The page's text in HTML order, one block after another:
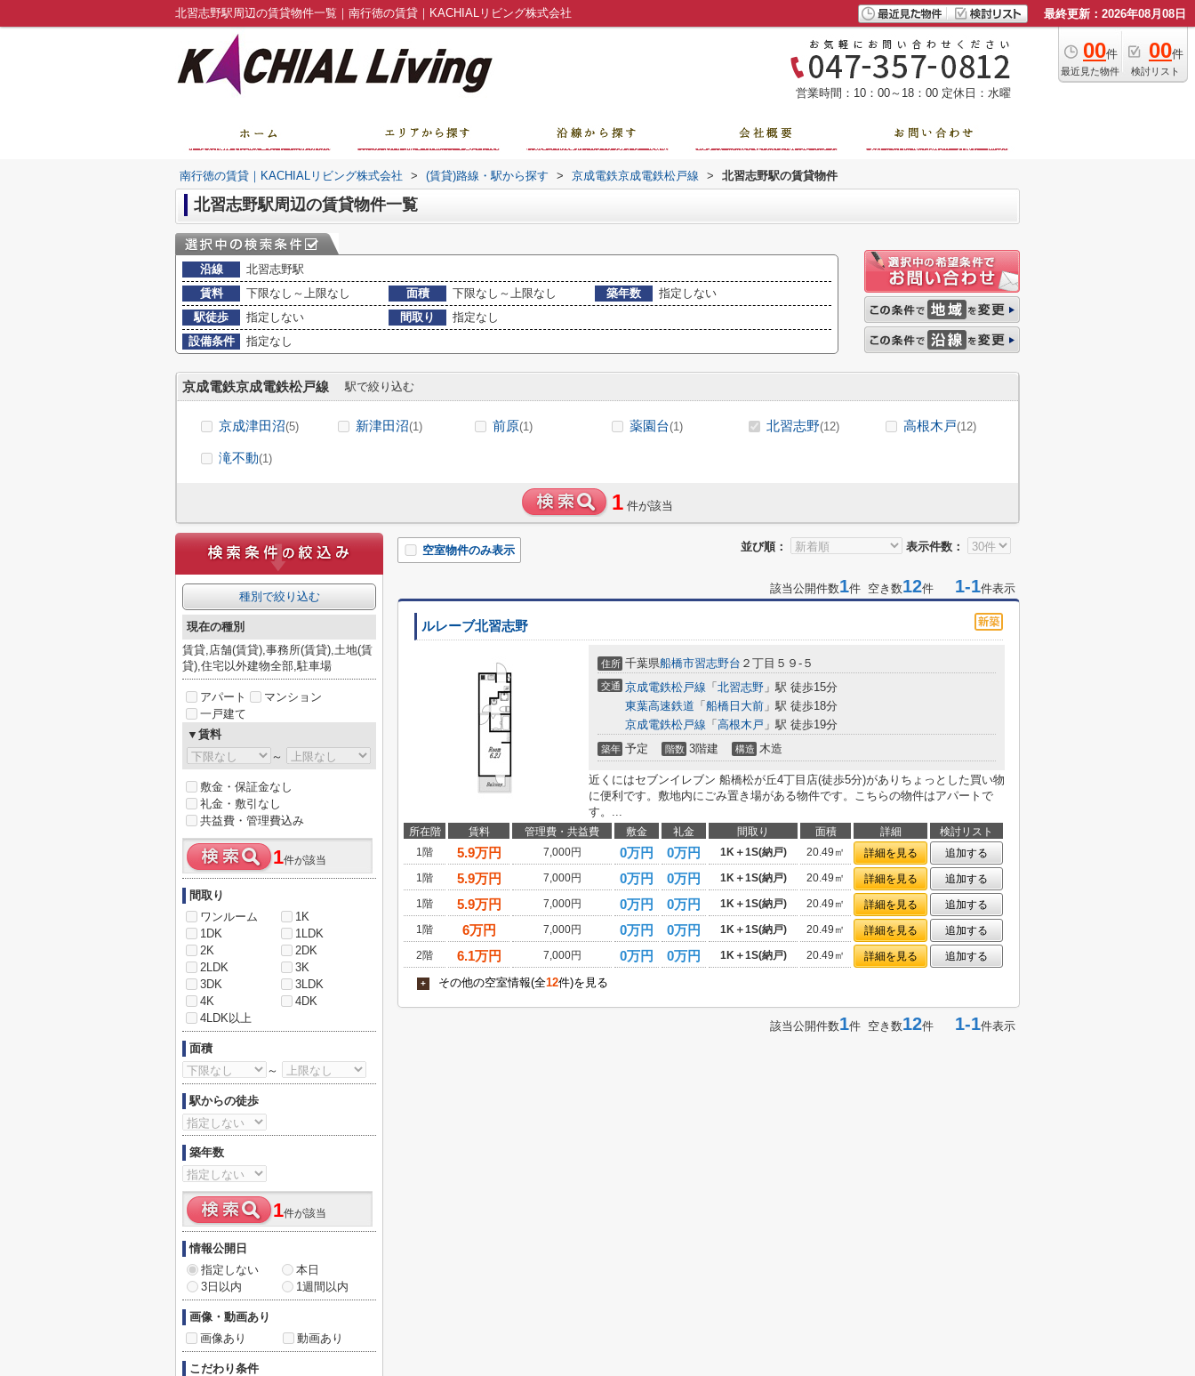
北習志野駅周辺の賃貸物件一覧｜南行徳の賃貸｜KACHIALリビング株式会社 最終更新：2026年08月08日
00件
最近見た物件
00件
検討リスト
営業時間：10：00～18：00 定休日：水曜
南行徳の賃貸｜KACHIALリビング株式会社 > (賃貸)路線・駅から探す > 京成電鉄京成電鉄松戸線 > 北習志野駅の賃貸物件
北習志野駅周辺の賃貸物件一覧
沿線
北習志野駅
賃料
下限なし～上限なし 面積 下限なし～上限なし 築年数
指定しない
駅徒歩
指定しない 間取り
指定なし
設備条件
指定なし
京成電鉄京成電鉄松戸線 駅で絞り込む
京成津田沼(5) 新津田沼(1) 前原(1) 薬園台(1) 北習志野(12) 高根木戸(12)
滝不動(1)
1 件が該当
並び順： 表示件数：
空室物件のみ表示
該当公開件数1件 空き数12件 1-1件表示
ルレーブ北習志野
住所 千葉県船橋市習志野台 ２丁目５９-５
交通 京成電鉄松戸線 「 北習志野 」駅 徒歩15分
東葉高速鉄道 「 船橋日大前 」駅 徒歩18分
京成電鉄松戸線 「 高根木戸 」駅 徒歩19分
築年 予定 階数 3階建 構造 木造
近くにはセブンイレブン 船橋松が丘4丁目店(徒歩5分)がありちょっとした買い物
に便利です。敷地内にごみ置き場がある物件です。こちらの物件はアパートで
す。...
所在階 賃料 管理費・共益費 敷金 礼金 間取り 面積 詳細
検討リスト
1階
5.9万円 7,000円 0万円 0万円 1K＋1S(納戸) 20.49㎡ 詳細を見る
追加する
1階
5.9万円 7,000円 0万円 0万円 1K＋1S(納戸) 20.49㎡ 詳細を見る
追加する
1階
5.9万円 7,000円 0万円 0万円 1K＋1S(納戸) 20.49㎡ 詳細を見る
追加する
1階
6万円 7,000円 0万円 0万円 1K＋1S(納戸) 20.49㎡ 詳細を見る
追加する
2階
6.1万円 7,000円 0万円 0万円 1K＋1S(納戸) 20.49㎡ 詳細を見る 追加する
+ その他の空室情報(全12件)を見る
該当公開件数1件 空き数12件 1-1件表示
種別で絞り込む
現在の種別
賃貸,店舗(賃貸),事務所(賃貸),土地(賃
貸),住宅以外建物全部,駐車場
アパート
マンション
一戸建て
▼賃料
～
敷金・保証金なし
礼金・敷引なし
共益費・管理費込み
1件が該当
間取り
ワンルーム
1K
1DK
1LDK
2K
2DK
2LDK
3K
3DK
3LDK
4K
4DK
4LDK以上
面積
～
駅からの徒歩
築年数
1件が該当
情報公開日
指定しない
本日
3日以内
1週間以内
画像・動画あり
画像あり
動画あり
こだわり条件